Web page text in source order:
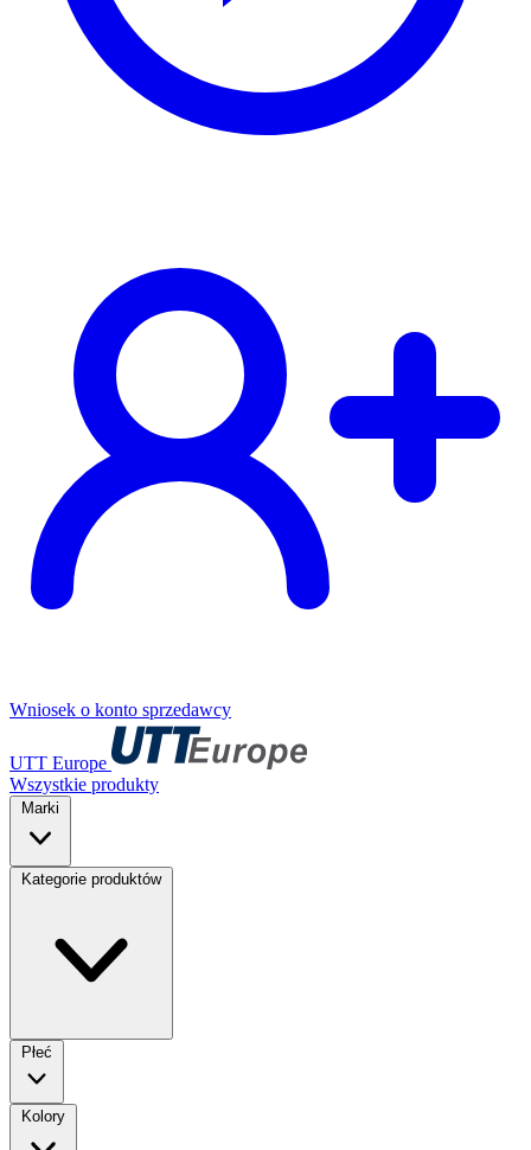
Wniosek o konto sprzedawcy
UTT Europe
Wszystkie produkty
Marki
Kategorie produktów
Płeć
Kolory